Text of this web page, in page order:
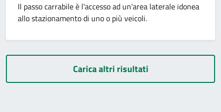
Il passo carrabile è l'accesso ad un'area laterale idonea
allo stazionamento di uno o più veicoli.
Carica altri risultati